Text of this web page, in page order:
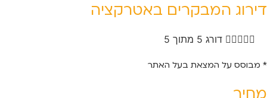
דירוג המבקרים באטרקציה
 דורג 5 מתוך 5
* מבוסס על המצאת בעל האתר